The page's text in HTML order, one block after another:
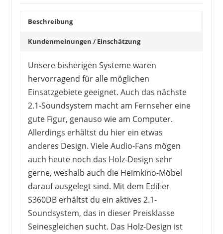
Beschreibung
Kundenmeinungen / Einschätzung
Unsere bisherigen Systeme waren
hervorragend für alle möglichen
Einsatzgebiete geeignet. Auch das nächste
2.1-Soundsystem macht am Fernseher eine
gute Figur, genauso wie am Computer.
Allerdings erhältst du hier ein etwas
anderes Design. Viele Audio-Fans mögen
auch heute noch das Holz-Design sehr
gerne, weshalb auch die Heimkino-Möbel
darauf ausgelegt sind. Mit dem Edifier
S360DB erhältst du ein aktives 2.1-
Soundsystem, das in dieser Preisklasse
Seinesgleichen sucht. Das Holz-Design ist